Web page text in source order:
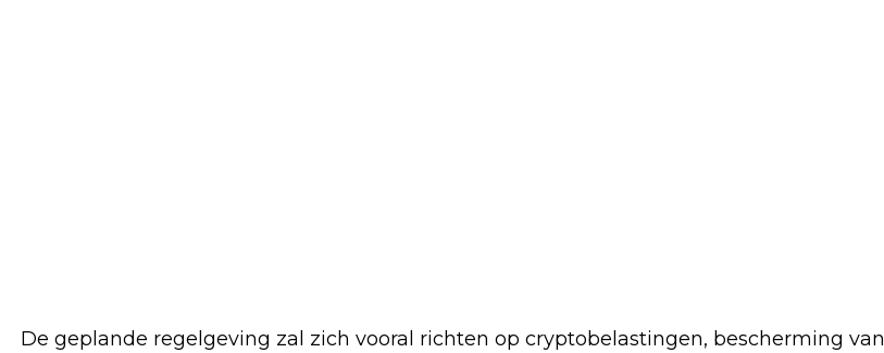
De geplande regelgeving zal zich vooral richten op cryptobelastingen, bescherming van